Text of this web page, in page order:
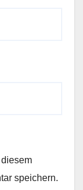
speichern.